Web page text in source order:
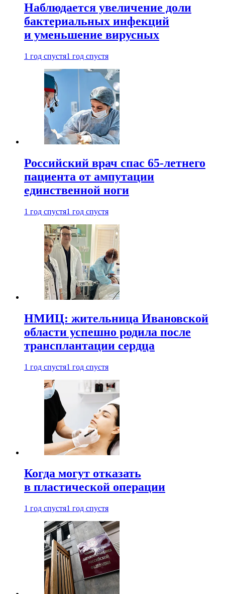
Наблюдается увеличение доли
бактериальных инфекций
и уменьшение вирусных
1 год спустя1 год спустя
Российский врач спас 65-летнего
пациента от ампутации
единственной ноги
1 год спустя1 год спустя
НМИЦ: жительница Ивановской
области успешно родила после
трансплантации сердца
1 год спустя1 год спустя
Когда могут отказать
в пластической операции
1 год спустя1 год спустя